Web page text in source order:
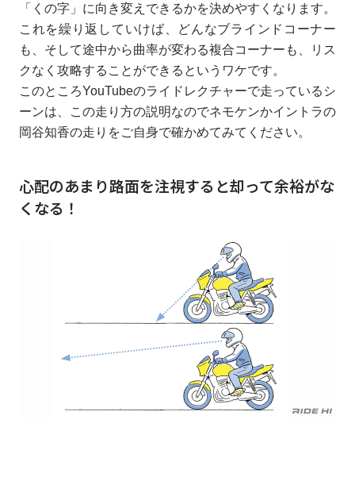
「くの字」に向き変えできるかを決めやすくなります。
これを繰り返していけば、どんなブラインドコーナー
も、そして途中から曲率が変わる複合コーナーも、リス
クなく攻略することができるというワケです。
このところYouTubeのライドレクチャーで走っているシ
ーンは、この走り方の説明なのでネモケンかイントラの
岡谷知香の走りをご自身で確かめてみてください。
心配のあまり路面を注視すると却って余裕がな
くなる！